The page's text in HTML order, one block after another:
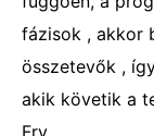
fázisok , akkor
összetevők ,
akik követik a
Fry